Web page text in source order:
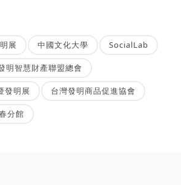
展 中國文化大學 SocialLab
明智慧財產聯盟總會
發明展 台灣發明商品促進協會
分館